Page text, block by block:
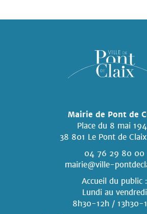
Mairie de Pont de
Place du 8 mai
38 801 Le Pont de
04 76 29 80 00
mairie@ville-
Accueil du public :
Lundi au vendredi
8h30-12h / 13h30-